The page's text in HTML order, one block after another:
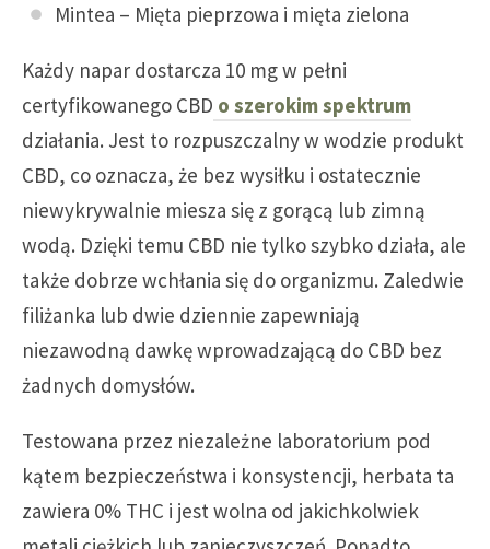
Mintea – Mięta pieprzowa i mięta zielona
Każdy napar dostarcza 10 mg w pełni
certyfikowanego CBD o szerokim spektrum
działania. Jest to rozpuszczalny w wodzie produkt
CBD, co oznacza, że bez wysiłku i ostatecznie
niewykrywalnie miesza się z gorącą lub zimną
wodą. Dzięki temu CBD nie tylko szybko działa, ale
także dobrze wchłania się do organizmu. Zaledwie
filiżanka lub dwie dziennie zapewniają
niezawodną dawkę wprowadzającą do CBD bez
żadnych domysłów.
Testowana przez niezależne laboratorium pod
kątem bezpieczeństwa i konsystencji, herbata ta
zawiera 0% THC i jest wolna od jakichkolwiek